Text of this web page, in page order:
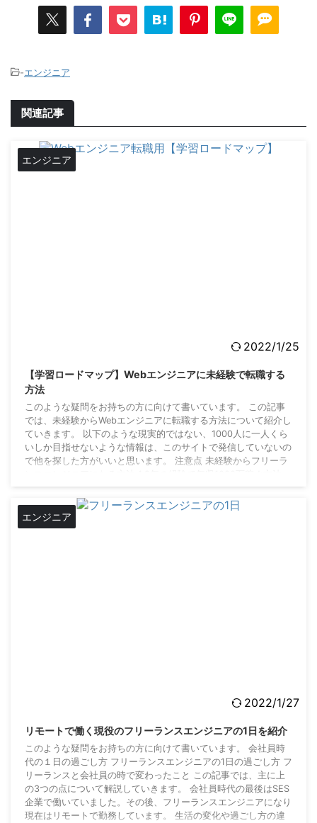
-エンジニア
関連記事
エンジニア
2022/1/25
【学習ロードマップ】Webエンジニアに未経験で転職する
方法
このような疑問をお持ちの方に向けて書いています。 この記事
では、未経験からWebエンジニアに転職する方法について紹介し
ていきます。 以下のような現実的ではない、1000人に一人くら
いしか目指せないような情報は、このサイトで発信していないの
で他を探した方がいいと思います。 注意点 未経験からフリーラ
イトでは難しいと伝えています。 実際、どうなんだろう。何を
信じたらいいのかわからないと ...
エンジニア
2022/1/27
リモートで働く現役のフリーランスエンジニアの1日を紹介
このような疑問をお持ちの方に向けて書いています。 会社員時
代の１日の過ごし方 フリーランスエンジニアの1日の過ごし方 フ
リーランスと会社員の時で変わったこと この記事では、主に上
の3つの点について解説していきます。 会社員時代の最後はSES
企業で働いていました。その後、フリーランスエンジニアになり
現在はリモートで勤務しています。 生活の変化や過ごし方の違